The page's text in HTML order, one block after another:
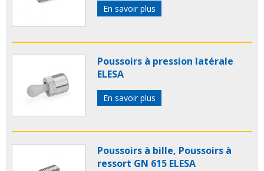
En savoir plus
Poussoirs à pression latérale
ELESA
En savoir plus
Poussoirs à bille, Poussoirs à
ressort GN 615 ELESA